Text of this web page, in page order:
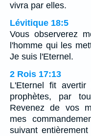
vivra par elles.
Lévitique 18:5
Vous observerez
l'homme qui les
Je suis l'Eternel.
2 Rois 17:13
L'Eternel fit
prophètes, par
Revenez de vos
mes
suivant